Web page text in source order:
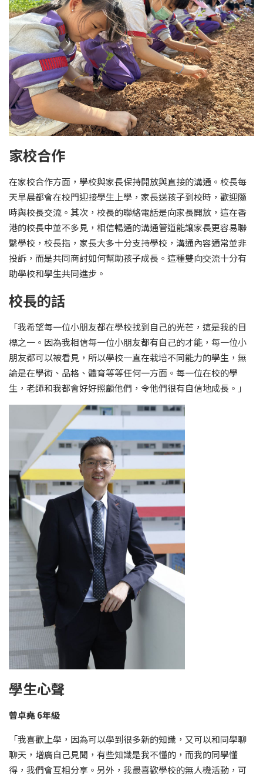
家校合作
在家校合作方面，學校與家長保持開放與直接的溝通。校長每
天早晨都會在校門迎接學生上學，家長送孩子到校時，歡迎隨
時與校長交流。其次，校長的聯絡電話是向家長開放，這在香
港的校長中並不多見，相信暢通的溝通管道能讓家長更容易聯
繫學校，校長指，家長大多十分支持學校，溝通內容通常並非
投訴，而是共同商討如何幫助孩子成長。這種雙向交流十分有
助學校和學生共同進步。
校長的話
「我希望每一位小朋友都在學校找到自己的光芒，這是我的目
標之一。因為我相信每一位小朋友都有自己的才能，每一位小
朋友都可以被看見，所以學校一直在栽培不同能力的學生，無
論是在學術、品格、體育等等任何一方面。每一位在校的學
生，老師和我都會好好照顧他們，令他們很有自信地成長。」
學生心聲
曾卓堯 6年級
「我喜歡上學，因為可以學到很多新的知識，又可以和同學聊
聊天，增廣自己見聞，有些知識是我不懂的，而我的同學懂
得，我們會互相分享。另外，我最喜歡學校的無人機活動，可